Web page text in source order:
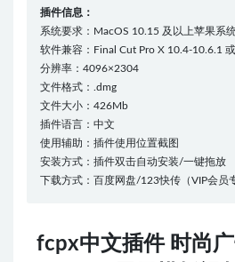
插件信息：
系统要求：MacOS 10.15 及以上苹果系
软件兼容：Final Cut Pro X 10.4-10.6.1
分辨率：4096×2304
文件格式：.dmg
文件大小：426Mb
插件语言：中文
使用辅助：插件使用位置截图
安装方式：插件双击自动安装/一键拖放
下载方式：百度网盘/123快传（VIP会员
fcpx中文插件 时尚